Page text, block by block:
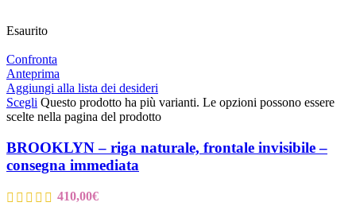
Esaurito
Confronta
Anteprima
Aggiungi alla lista dei desideri
Scegli Questo prodotto ha più varianti. Le opzioni possono essere
scelte nella pagina del prodotto
BROOKLYN – riga naturale, frontale invisibile –
consegna immediata
410,00€